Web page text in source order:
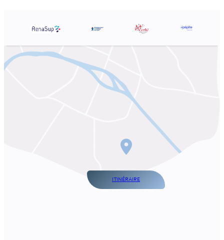
ITINÉRAIRE